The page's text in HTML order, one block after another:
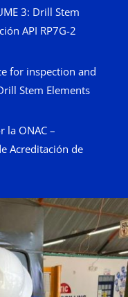
3: Drill Stem
API RP7G-2
for inspection and
Stem Elements
la ONAC –
Acreditación de